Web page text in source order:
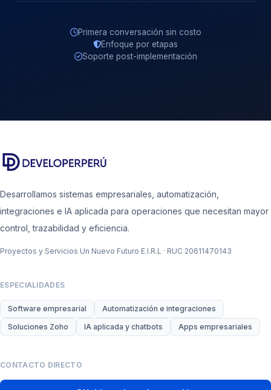
Primera conversación sin costo
Enfoque por etapas
Soporte post-implementación
Desarrollamos sistemas empresariales, automatización,
integraciones e IA aplicada para operaciones que necesitan mayor
control, trazabilidad y eficiencia.
Proyectos y Servicios Un Nuevo Futuro E.I.R.L · RUC 20611470143
ESPECIALIDADES
Software empresarial
Automatización e integraciones
Soluciones Zoho
IA aplicada y chatbots Apps empresariales
CONTACTO DIRECTO